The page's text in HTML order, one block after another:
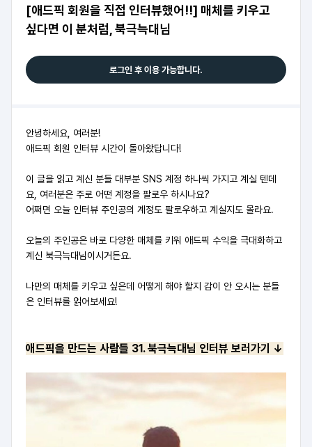
[애드픽 회원을 직접 인터뷰했어!!] 매체를 키우고
싶다면 이 분처럼, 북극늑대님
로그인 후 이용 가능합니다.
안녕하세요, 여러분!
애드픽 회원 인터뷰 시간이 돌아왔답니다!
이 글을 읽고 계신 분들 대부분 SNS 계정 하나씩 가지고 계실 텐데
요, 여러분은 주로 어떤 계정을 팔로우 하시나요?
어쩌면 오늘 인터뷰 주인공의 계정도 팔로우하고 계실지도 몰라요.
오늘의 주인공은 바로 다양한 매체를 키워 애드픽 수익을 극대화하고
계신 북극늑대님이시거든요.
나만의 매체를 키우고 싶은데 어떻게 해야 할지 감이 안 오시는 분들
은 인터뷰를 읽어보세요!
애드픽을 만드는 사람들 31. 북극늑대님 인터뷰 보러가기 ↓